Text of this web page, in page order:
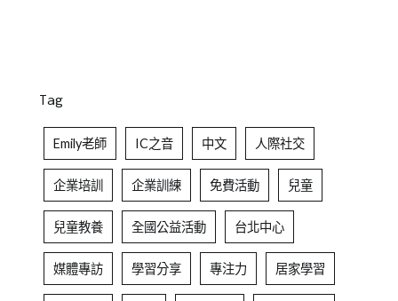
Tag
Emily老師 IC之音 中文 人際社交
企業培訓 企業訓練 免費活動 兒童
兒童教養 全國公益活動 台北中心
媒體專訪 學習分享 專注力 居家學習